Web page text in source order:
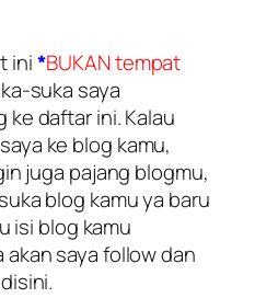
ini*BUKAN tempat
suka saya
ke daftar ini. Kalau
ke blog kamu,
juga pajang blogmu,
blog kamu ya baru
isi blog kamu
saya follow dan